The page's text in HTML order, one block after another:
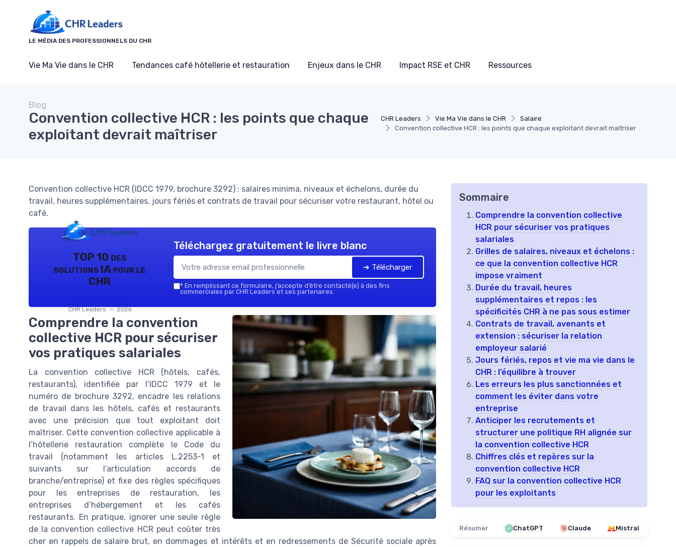
LE MÉDIA DES PROFESSIONNELS DU CHR
Vie Ma Vie dans le CHR Tendances café hôtellerie et restauration Enjeux dans le CHR Impact RSE et CHR Ressources
CHR Leaders Vie Ma Vie dans le CHR
Salaire
Convention collective HCR : les points que chaque exploitant devrait maîtriser
Blog
Convention collective HCR : les points que chaque
exploitant devrait maîtriser
Convention collective HCR (IDCC 1979, brochure 3292) : salaires minima, niveaux et échelons, durée du
travail, heures supplémentaires, jours fériés et contrats de travail pour sécuriser votre restaurant, hôtel ou
café.
TOP 10 des
solutions IA pour le
CHR
CHR Leaders — 2026
Téléchargez gratuitement le livre blanc
➔ Télécharger
* En remplissant ce formulaire, j’accepte d’être contacté(e) à des fins
commerciales par CHR Leaders et ses partenaires.
Comprendre la convention
collective HCR pour sécuriser
vos pratiques salariales
La convention collective HCR (hôtels, cafés,
restaurants), identifiée par l’IDCC 1979 et le
numéro de brochure 3292, encadre les relations
de travail dans les hôtels, cafés et restaurants
avec une précision que tout exploitant doit
maîtriser. Cette convention collective applicable à
l’hôtellerie restauration complète le Code du
travail (notamment les articles L.2253-1 et
suivants sur l’articulation accords de
branche/entreprise) et fixe des règles spécifiques
pour les entreprises de restauration, les
entreprises d’hébergement et les cafés
restaurants. En pratique, ignorer une seule règle
de la convention collective HCR peut coûter très
cher en rappels de salaire brut, en dommages et intérêts et en redressements de Sécurité sociale après
Sommaire
Comprendre la convention collective
HCR pour sécuriser vos pratiques
salariales
Grilles de salaires, niveaux et échelons :
ce que la convention collective HCR
impose vraiment
Durée du travail, heures
supplémentaires et repos : les
spécificités CHR à ne pas sous estimer
Contrats de travail, avenants et
extension : sécuriser la relation
employeur salarié
Jours fériés, repos et vie ma vie dans le
CHR : l’équilibre à trouver
Les erreurs les plus sanctionnées et
comment les éviter dans votre
entreprise
Anticiper les recrutements et
structurer une politique RH alignée sur
la convention collective HCR
Chiffres clés et repères sur la
convention collective HCR
FAQ sur la convention collective HCR
pour les exploitants
Résumer ChatGPT Claude Mistral